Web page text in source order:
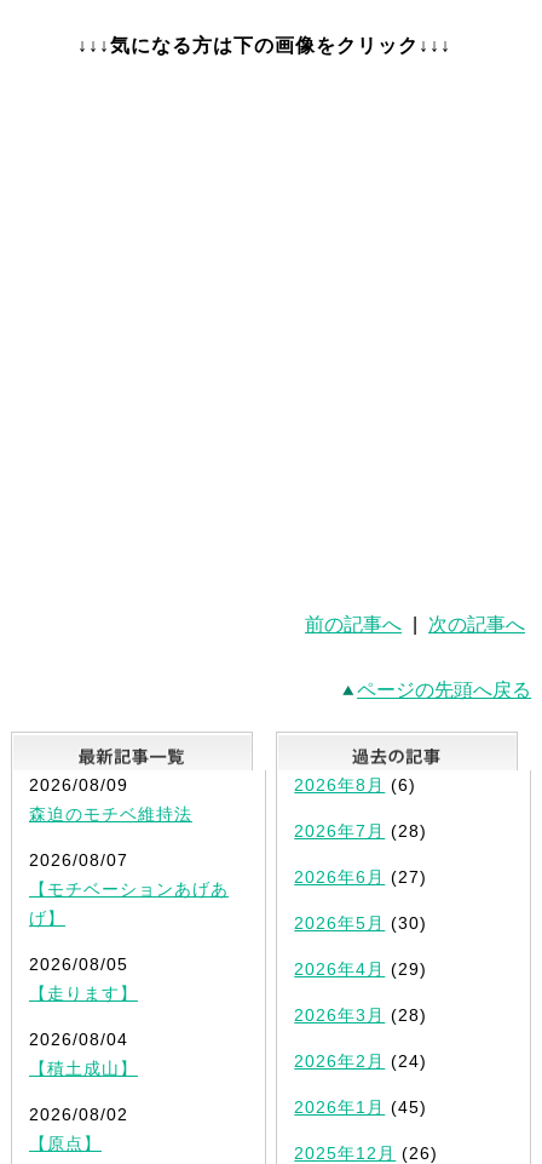
↓↓↓気になる方は下の画像をクリック↓↓↓
前の記事へ 次の記事へ
ページの先頭へ戻る
最新記事一覧
2026/08/09
森迫のモチベ維持法
2026/08/07
【モチベーションあげあ
げ】
2026/08/05
【走ります】
2026/08/04
【積土成山】
2026/08/02
【原点】
2026年8月 (6)
2026年7月 (28)
2026年6月 (27)
2026年5月 (30)
2026年4月 (29)
2026年3月 (28)
2026年2月 (24)
2026年1月 (45)
2025年12月 (26)